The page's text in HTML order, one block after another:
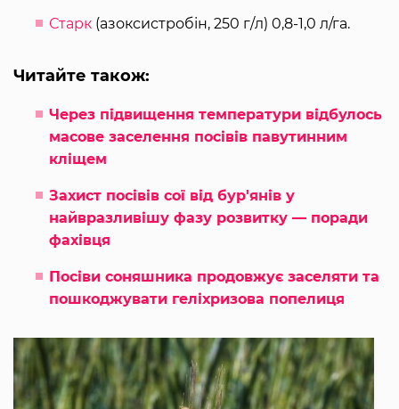
Старк (азоксистробін, 250 г/л) 0,8-1,0 л/га.
Читайте також:
Через підвищення температури відбулось
масове заселення посівів павутинним
кліщем
Захист посівів сої від бур'янів у
найвразливішу фазу розвитку — поради
фахівця
Посіви соняшника продовжує заселяти та
пошкоджувати геліхризова попелиця